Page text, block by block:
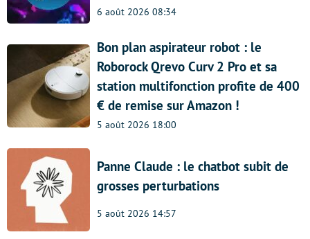
6 août 2026 08:34
Bon plan aspirateur robot : le
Roborock Qrevo Curv 2 Pro et sa
station multifonction profite de 400
€ de remise sur Amazon !
5 août 2026 18:00
Panne Claude : le chatbot subit de
grosses perturbations
5 août 2026 14:57